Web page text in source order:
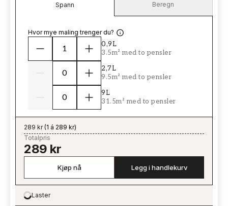
Spann Beregn
Hvor mye maling trenger du?
0,9L
3.5m² med to pensler
2,7L
9.5m² med to pensler
9L
31.5m² med to pensler
289 kr(1 á 289 kr)
Totalpris
289 kr
Kjøp nå Legg i handlekurv
Loading…
Laster